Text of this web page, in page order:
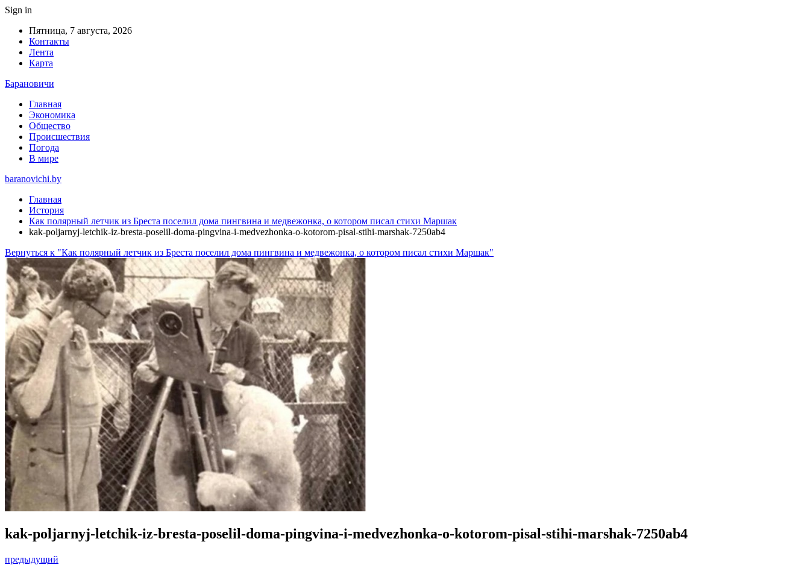
Sign in
Пятница, 7 августа, 2026
Контакты
Лента
Карта
Барановичи
Главная
Экономика
Общество
Происшествия
Погода
В мире
baranovichi.by
Главная
История
Как полярный летчик из Бреста поселил дома пингвина и медвежонка, о котором писал стихи Маршак
kak-poljarnyj-letchik-iz-bresta-poselil-doma-pingvina-i-medvezhonka-o-kotorom-pisal-stihi-marshak-7250ab4
Вернуться к "Как полярный летчик из Бреста поселил дома пингвина и медвежонка, о котором писал стихи Маршак"
kak-poljarnyj-letchik-iz-bresta-poselil-doma-pingvina-i-medvezhonka-o-kotorom-pisal-stihi-marshak-7250ab4
предыдущий